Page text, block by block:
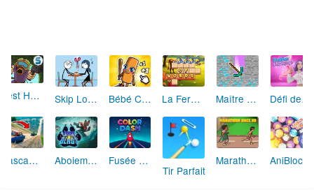
Pest Hunter 2 Skip Love: L'Amour en Péril Bébé Clic Italien: La Folie des Petits Bambins La Ferme des Mots - Cultivez votre Vocabulaire Maître de la Destruction: Fusion de Pioches Défi de Mode: Star du Podium
Cascades Folles 3D Aboiement Stellaire : Aventure Canine Fusée Chromatique: La Course des Couleurs
Tir Parfait
Marathon Champion io